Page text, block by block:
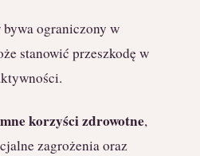
bywa ograniczony w
stanowić przeszkodę w
korzyści zdrowotne,
zagrożenia oraz